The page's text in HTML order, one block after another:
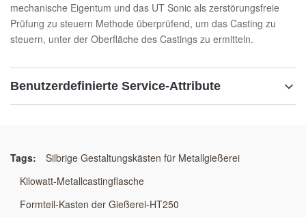
mechanische Eigentum und das UT Sonic als zerstörungsfreie
Prüfung zu steuern Methode überprüfend, um das Casting zu
steuern, unter der Oberfläche des Castings zu ermitteln.
Benutzerdefinierte Service-Attribute
Technologie:
Harzsandprozeß
Tags:
Silbrige Gestaltungskästen für Metallgießerei
Kilowatt-Metallcastingflasche
Formteil-Kasten der Gießerei-HT250